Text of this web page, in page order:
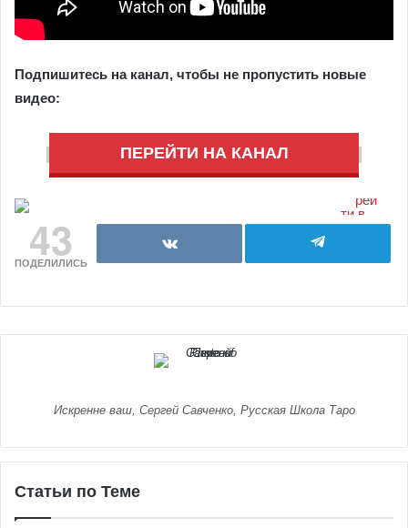
Подпишитесь на канал, чтобы не пропустить новые
видео:
ПЕРЕЙТИ НА КАНАЛ
43
ПОДЕЛИЛИСЬ
Искренне ваш, Сергей Савченко, Русская Школа Таро
Статьи по Теме